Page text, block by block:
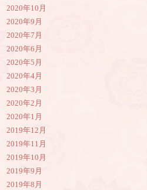
2020年10月
2020年9月
2020年7月
2020年6月
2020年5月
2020年4月
2020年3月
2020年2月
2020年1月
2019年12月
2019年11月
2019年10月
2019年9月
2019年8月